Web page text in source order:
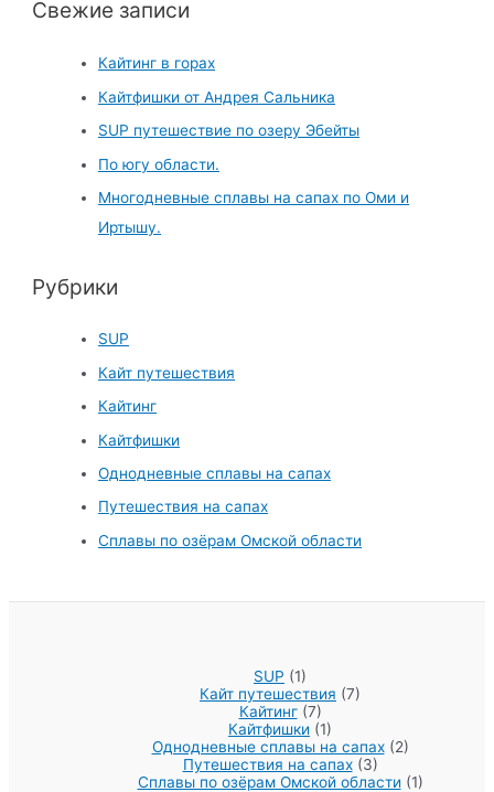
Свежие записи
Кайтинг в горах
Кайтфишки от Андрея Сальника
SUP путешествие по озеру Эбейты
По югу области.
Многодневные сплавы на сапах по Оми и
Иртышу.
Рубрики
SUP
Кайт путешествия
Кайтинг
Кайтфишки
Однодневные сплавы на сапах
Путешествия на сапах
Сплавы по озёрам Омской области
SUP (1)
Кайт путешествия (7)
Кайтинг(7)
Кайтфишки (1)
Однодневные сплавы на сапах(2)
Путешествия на сапах(3)
Сплавы по озёрам Омской области (1)